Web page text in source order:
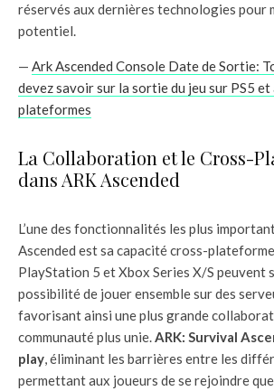
réservés aux dernières technologies pour
potentiel.
— Ark Ascended Console Date de Sortie:
devez savoir sur la sortie du jeu sur PS5 et
plateformes
La Collaboration et le Cross-
dans ARK Ascended
L’une des fonctionnalités les plus
Ascended est sa capacité cross-
PlayStation 5 et Xbox Series X/S peuvent
possibilité de jouer ensemble sur des
favorisant ainsi une plus grande
communauté plus unie.ARK: Survival
play, éliminant les barrières entre les
permettant aux joueurs de se rejoindre